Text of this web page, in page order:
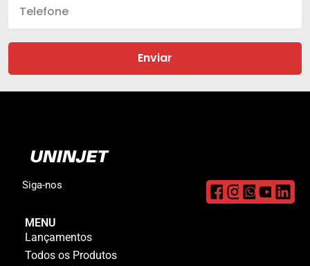
Enviar
Siga-nos
MENU
Lançamentos
Todos os Produtos